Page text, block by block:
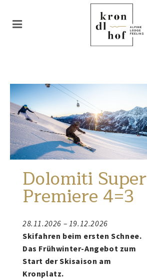
Dolomiti Super
Premiere 4=3
28.11.2026 – 19.12.2026
Skifahren beim ersten Schnee.
Das Frühwinter-Angebot zum
Start der Skisaison am
Kronplatz.